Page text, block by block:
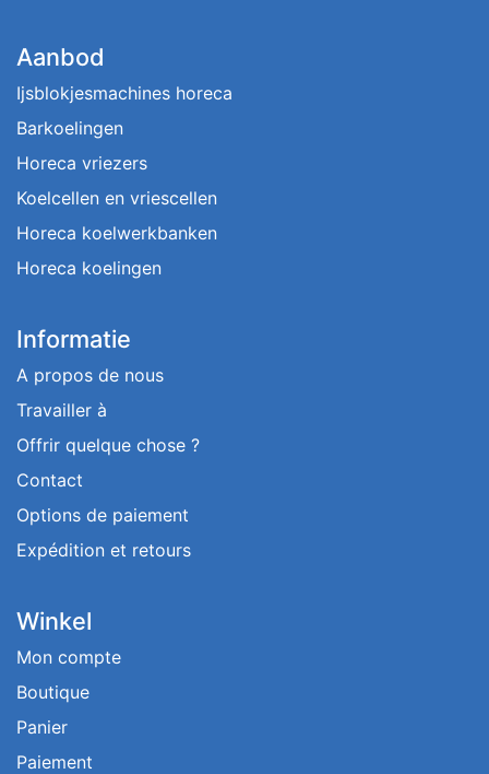
Aanbod
Ijsblokjesmachines horeca
Barkoelingen
Horeca vriezers
Koelcellen en vriescellen
Horeca koelwerkbanken
Horeca koelingen
Informatie
A propos de nous
Travailler à
Offrir quelque chose ?
Contact
Options de paiement
Expédition et retours
Winkel
Mon compte
Boutique
Panier
Paiement